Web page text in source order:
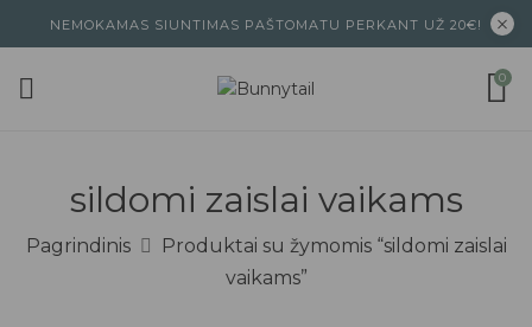
NEMOKAMAS SIUNTIMAS PAŠTOMATU PERKANT UŽ 20€!
0
sildomi zaislai vaikams
Pagrindinis
Produktai su žymomis “sildomi zaislai
vaikams”